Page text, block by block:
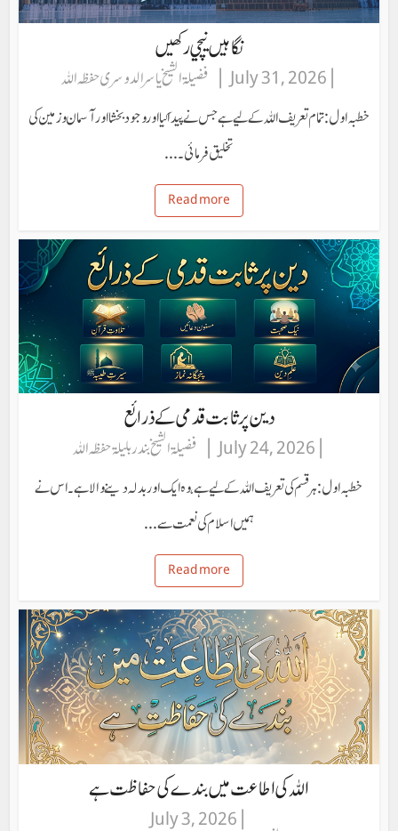
نگاہیں نیچي رکھیں
July 31, 2026 فضیلۃ الشیخ یاسر الدوسری حفظہ اللہ
خطبہ اول: تمام تعریف اللہ کے لیے ہے جس نے پیدا کیا اور وجود بخشا اور آسمان و زمین کی
تخلیق فرمائی۔...
Read more
دین پر ثابت قدمی کے ذرائع
July 24, 2026 فضیلۃ الشیخ بندر بلیلۃ حفظہ اللہ
خطبہ اول: ہر قسم کی تعریف اللہ کے لیے ہے، وہ ایک اور بدلہ دینے والا ہے۔ اس نے
ہمیں اسلام کی نعمت سے...
Read more
اللہ کی اطاعت میں بندے کی حفاظت ہے
July 3, 2026